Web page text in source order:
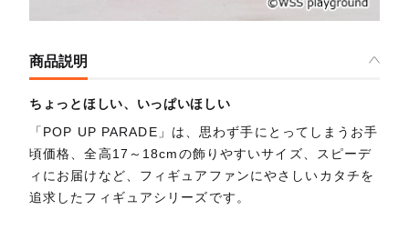
商品説明
ちょっとほしい、いっぱいほしい
「POP UP PARADE」は、思わず手にとってしまうお手
頃価格、全高17～18cmの飾りやすいサイズ、スピーデ
ィにお届けなど、フィギュアファンにやさしいカタチを
追求したフィギュアシリーズです。